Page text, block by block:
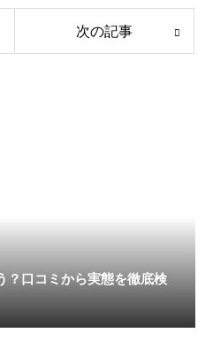
次の記事
口コミから実態を徹底検